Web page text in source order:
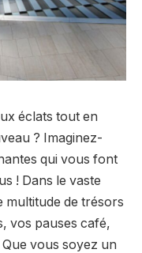
éclats tout en
? Imaginez-
qui vous font
! Dans le vaste
multitude de trésors
vos pauses café,
vous soyez un